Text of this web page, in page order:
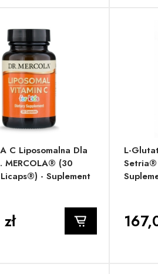
C Liposomalna Dla
MERCOLA® (30
Licaps®) - Suplement
L-
Setria®